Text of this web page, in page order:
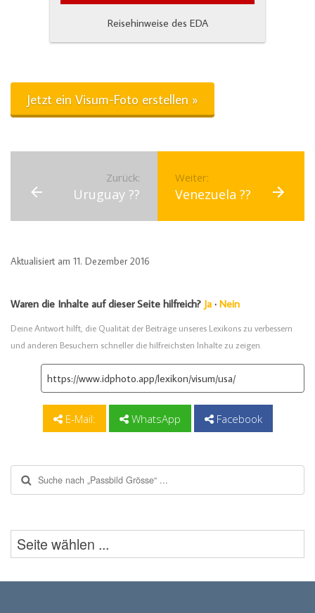
Reisehinweise des EDA
Jetzt ein Visum-Foto erstellen »
Zurück:
Uruguay ??
Weiter:
Venezuela ??
Aktualisiert am 11. Dezember 2016
Waren die Inhalte auf dieser Seite hilfreich? Ja · Nein
Deine Antwort hilft, die Qualität der Beiträge unseres Lexikons zu verbessern
und anderen Besuchern schneller die hilfreichsten Inhalte zu zeigen.
E-Mail: WhatsApp Facebook
Suche